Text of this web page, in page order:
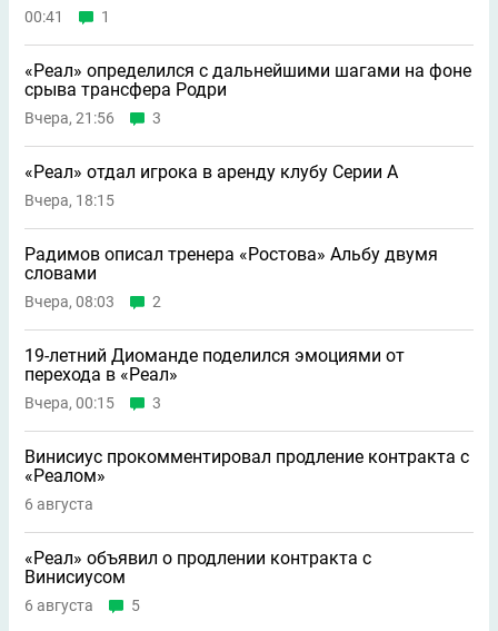
00:41 1
«Реал» определился с дальнейшими шагами на фоне
срыва трансфера Родри
Вчера, 21:56 3
«Реал» отдал игрока в аренду клубу Серии А
Вчера, 18:15
Радимов описал тренера «Ростова» Альбу двумя
словами
Вчера, 08:03 2
19-летний Диоманде поделился эмоциями от
перехода в «Реал»
Вчера, 00:15 3
Винисиус прокомментировал продление контракта с
«Реалом»
6 августа
«Реал» объявил о продлении контракта с
Винисиусом
6 августа 5